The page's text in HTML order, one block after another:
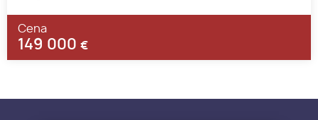
Cena
149 000 €